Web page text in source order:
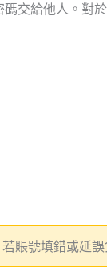
交給他人。對
賬號填錯或延